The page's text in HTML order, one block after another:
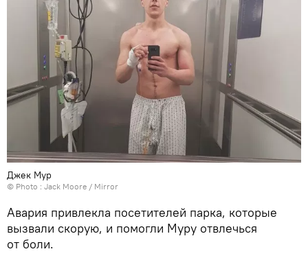
Джек Мур
© Photo : Jack Moore / Mirror
Авария привлекла посетителей парка, которые
вызвали скорую, и помогли Муру отвлечься
от боли.